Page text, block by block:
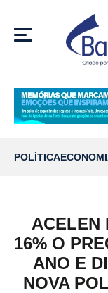
MENU
POLÍTICA
ACELEN
16% O
ANO E
NOVA